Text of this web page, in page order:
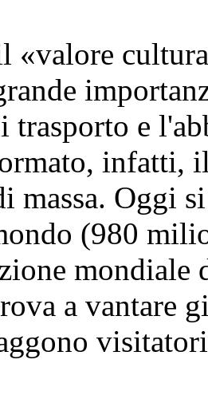
«valore
trasporto e
infatti,
massa. Oggi
(980
mondiale
a vantare